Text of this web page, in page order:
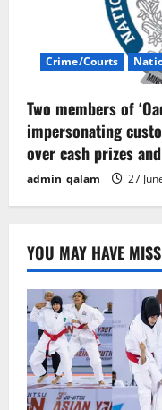
Crime/Courts
Two members of
impersonating
over cash prizes
admin_qalam 27
YOU MAY HAVE